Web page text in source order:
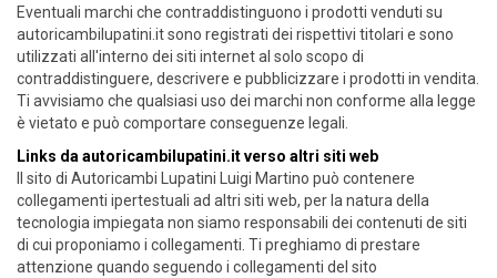
Eventuali marchi che contraddistinguono i prodotti venduti su
autoricambilupatini.it sono registrati dei rispettivi titolari e sono
utilizzati all'interno dei siti internet al solo scopo di
contraddistinguere, descrivere e pubblicizzare i prodotti in vendita.
Ti avvisiamo che qualsiasi uso dei marchi non conforme alla legge
è vietato e può comportare conseguenze legali.
Links da autoricambilupatini.it verso altri siti web
Il sito di Autoricambi Lupatini Luigi Martino può contenere
collegamenti ipertestuali ad altri siti web, per la natura della
tecnologia impiegata non siamo responsabili dei contenuti de siti
di cui proponiamo i collegamenti. Ti preghiamo di prestare
attenzione quando seguendo i collegamenti del sito